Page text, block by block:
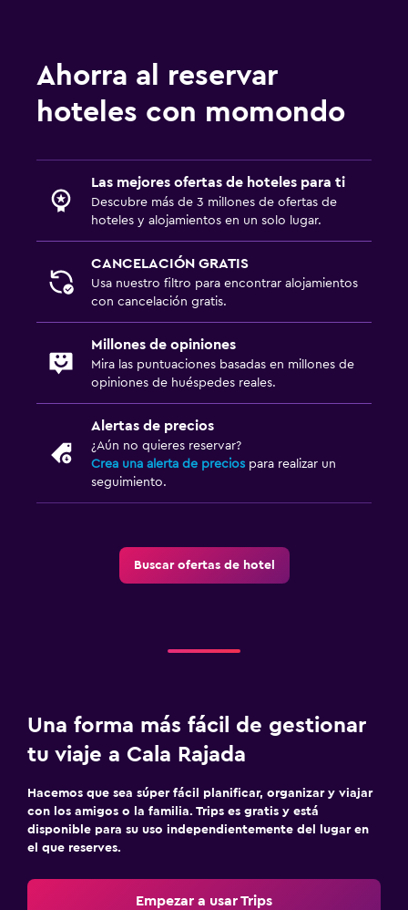
Ahorra al reservar
hoteles con momondo
Las mejores ofertas de hoteles para ti
Descubre más de 3 millones de ofertas de
hoteles y alojamientos en un solo lugar.
CANCELACIÓN GRATIS
Usa nuestro filtro para encontrar alojamientos
con cancelación gratis.
Millones de opiniones
Mira las puntuaciones basadas en millones de
opiniones de huéspedes reales.
Alertas de precios
¿Aún no quieres reservar?
Crea una alerta de precios para realizar un
seguimiento.
Buscar ofertas de hotel
Una forma más fácil de gestionar
tu viaje a Cala Rajada
Hacemos que sea súper fácil planificar, organizar y viajar
con los amigos o la familia. Trips es gratis y está
disponible para su uso independientemente del lugar en
el que reserves.
Empezar a usar Trips